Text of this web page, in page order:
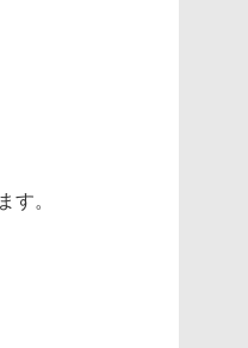
す。